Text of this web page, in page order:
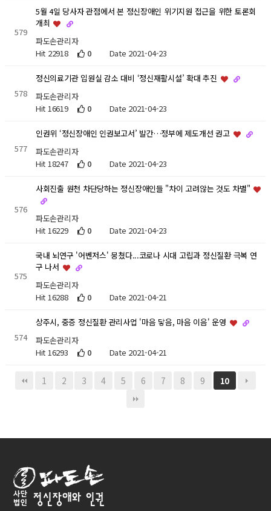
579
5월 4일 당사자 관점에서 본 정신장애인 위기지원 접근을 위한 토론회
개최
파도손관리자
Hit 22918
0 Date 2021-04-23
578
정신의료기관 입원실 감소 대비 ‘정신재활시설’ 확대 추진
파도손관리자
Hit 16619
0 Date 2021-04-23
577
인권위 ‘정신장애인 인권보고서’ 발간…정부에 제도개선 권고
파도손관리자
Hit 18247
0 Date 2021-04-23
576
사회진출 원천 차단당하는 정신장애인들 "차이 고려않는 것도 차별"
파도손관리자
Hit 16229
0 Date 2021-04-23
575
국내 뇌연구 '어벤저스' 뭉쳤다...코로나 시대 고립과 정신질환 극복 연
구 나서
파도손관리자
Hit 16288
0 Date 2021-04-21
574
상주시, 중증 정신질환 관리사업 '마음 닿음, 마음 이음' 운영
파도손관리자
Hit 16293
0 Date 2021-04-21
1 2 3 4 5 6 7 8 9 10